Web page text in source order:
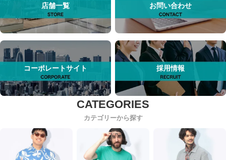
店舗一覧 お問い合わせ
コーポレートサイト 採用情報
カテゴリーから探す